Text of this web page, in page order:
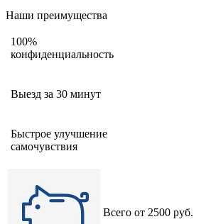
Наши преимущества
100%
конфиденциальность
Выезд за 30 минут
Быстрое улучшение
самочувствия
Всего от 2500 руб.